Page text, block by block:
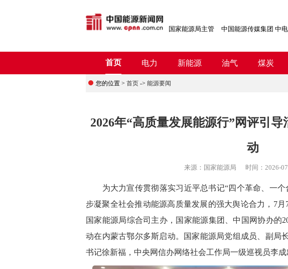
国家能源局主管 中国能源传媒集团 中
首页 电力 新能源 油气 煤炭
您的位置 > 首页 -> 能源要闻
2026年“高质量发展能源行”网评引
动
来源： 国家能源局 时间： 2026-
为大力宣传贯彻落实习近平总书记“四个革命、一个
步凝聚全社会推动能源高质量发展的强大舆论合力，7月
国家能源局综合司主办，国家能源集团、中国网协办的
动在内蒙古鄂尔多斯启动。国家能源局党组成员、副局
书记徐新福，中央网信办网络社会工作局一级巡视员李成